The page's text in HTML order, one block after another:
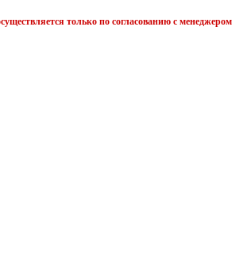
только по согласованию с менеджером